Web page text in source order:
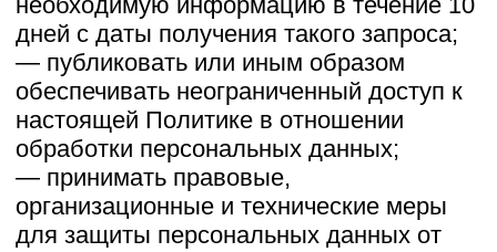
персональных данных без согласия
последнего, несут ответственность в
соответствии с законодательством РФ.
5. Принципы обработки персональных
данных
5.1. Обработка персональных данных
осуществляется на законной и
справедливой основе.
5.2. Обработка персональных данных
ограничивается достижением
конкретных, заранее определенных и
законных целей. Не допускается